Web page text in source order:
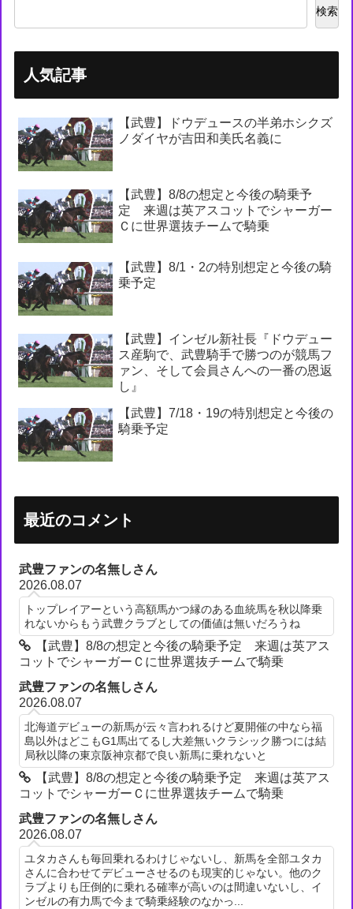
検索
人気記事
【武豊】ドウデュースの半弟ホシクズ
ノダイヤが吉田和美氏名義に
【武豊】8/8の想定と今後の騎乗予
定 来週は英アスコットでシャーガー
Ｃに世界選抜チームで騎乗
【武豊】8/1・2の特別想定と今後の騎
乗予定
【武豊】インゼル新社長『ドウデュー
ス産駒で、武豊騎手で勝つのが競馬フ
ァン、そして会員さんへの一番の恩返
し』
【武豊】7/18・19の特別想定と今後の
騎乗予定
最近のコメント
武豊ファンの名無しさん
2026.08.07
トップレイアーという高額馬かつ縁のある血統馬を秋以降乗
れないからもう武豊クラブとしての価値は無いだろうね
【武豊】8/8の想定と今後の騎乗予定 来週は英アス
コットでシャーガーＣに世界選抜チームで騎乗
武豊ファンの名無しさん
2026.08.07
北海道デビューの新馬が云々言われるけど夏開催の中なら福
島以外はどこもG1馬出てるし大差無いクラシック勝つには結
局秋以降の東京阪神京都で良い新馬に乗れないと
【武豊】8/8の想定と今後の騎乗予定 来週は英アス
コットでシャーガーＣに世界選抜チームで騎乗
武豊ファンの名無しさん
2026.08.07
ユタカさんも毎回乗れるわけじゃないし、新馬を全部ユタカ
さんに合わせてデビューさせるのも現実的じゃない。他のク
ラブよりも圧倒的に乗れる確率が高いのは間違いないし、イ
ンゼルの有力馬で今まで騎乗経験のなかっ...